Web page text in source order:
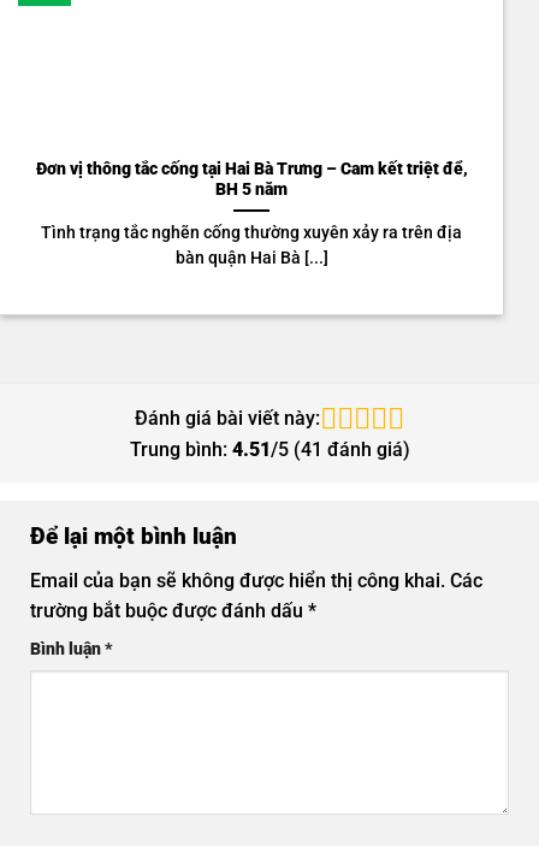
Đơn vị thông tắc cống tại Hai Bà Trưng – Cam kết triệt để,
BH 5 năm
Tình trạng tắc nghẽn cống thường xuyên xảy ra trên địa
bàn quận Hai Bà [...]
Đánh giá bài viết này:
Trung bình: 4.51/5 (41 đánh giá)
Để lại một bình luận
Email của bạn sẽ không được hiển thị công khai. Các
trường bắt buộc được đánh dấu *
Bình luận*